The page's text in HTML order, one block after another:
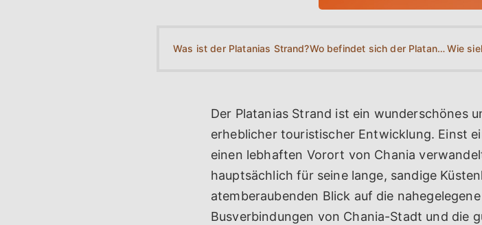
Was ist der Platanias Strand? Wo befindet sich der Platanias Strand?
Der Platanias Strand ist ein wunderschönes
erheblicher touristischer Entwicklung. Einst
einen lebhaften Vorort von Chania
hauptsächlich für seine lange, sandige
atemberaubenden Blick auf die
Busverbindungen von Chania-Stadt und die